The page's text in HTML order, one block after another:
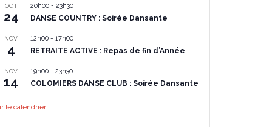
OCT
24
20h00 - 23h30
DANSE COUNTRY : Soirée Dansante
NOV
4
12h00 - 17h00
RETRAITE ACTIVE : Repas de fin d’Année
NOV
14
19h00 - 23h30
COLOMIERS DANSE CLUB : Soirée Dansante
le calendrier